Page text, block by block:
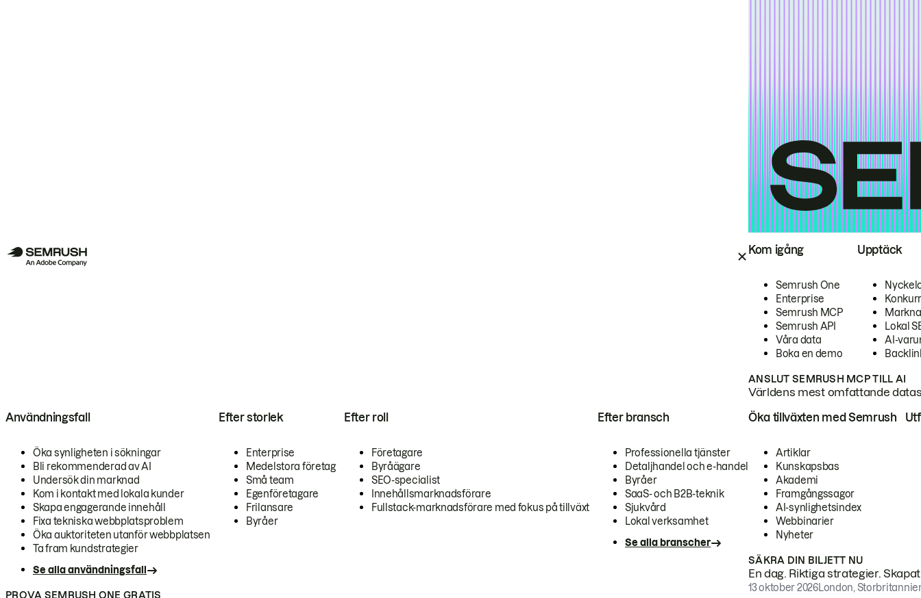
Kom igång
Semrush One
Enterprise
Semrush MCP
Semrush API
Våra data
Boka en demo
Upptäck
Lokal
AI-
ANSLUT SEMRUSH MCP TILL AI
Världens mest omfattande
Användningsfall
Öka synligheten i sökningar
Bli rekommenderad av AI
Undersök din marknad
Kom i kontakt med lokala kunder
Skapa engagerande innehåll
Fixa tekniska webbplatsproblem
Öka auktoriteten utanför webbplatsen
Ta fram kundstrategier
Se alla användningsfall
Efter storlek
Enterprise
Medelstora företag
Små team
Egenföretagare
Frilansare
Byråer
Efter roll
Företagare
Byråägare
SEO-specialist
Innehållsmarknadsförare
Fullstack-marknadsförare med fokus på tillväxt
Efter bransch
Professionella tjänster
Detaljhandel och e-handel
Byråer
SaaS- och B2B-teknik
Sjukvård
Lokal verksamhet
Se alla branscher
PROVA SEMRUSH ONE GRATIS
Öka tillväxten med Semrush
Artiklar
Kunskapsbas
Akademi
Framgångssagor
AI-synlighetsindex
Webbinarier
Nyheter
SÄKRA DIN BILJETT NU
En dag. Riktiga strategier.
13 oktober 2026London,